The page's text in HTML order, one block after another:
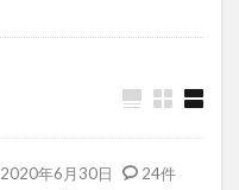
2020年6月30日 24件